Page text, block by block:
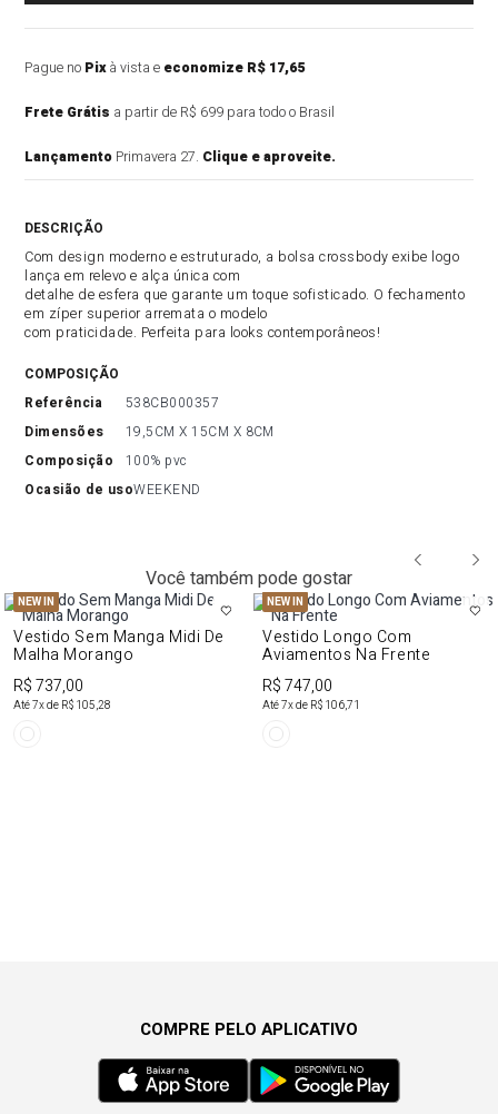
Pague no Pixà vista e economize R$ 17,65
Frete Grátis a partir de R$ 699 para todo o Brasil
Lançamento Primavera 27. Clique e aproveite.
Com design moderno e estruturado, a bolsa crossbody exibe logo
lança em relevo e alça única com
detalhe de esfera que garante um toque sofisticado. O fechamento
em zíper superior arremata o modelo
com praticidade. Perfeita para looks contemporâneos!
COMPOSIÇÃO
referência
538CB000357
dimensões
19,5CM X 15CM X 8CM
composição
100% pvc
ocasião de usoWEEKEND
Você também pode gostar
NEW IN
Vestido Sem Manga Midi De
Malha Morango
R$ 737,00
Até7x de R$ 105,28
NEW IN
Vestido Longo Com
Aviamentos Na Frente
R$ 747,00
Até7x de R$ 106,71
COMPRE PELO APLICATIVO